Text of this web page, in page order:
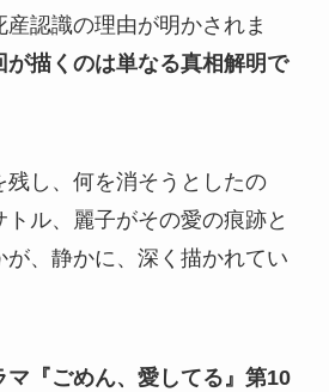
認識の理由が明かされま
が描くのは単なる真相解明で
し、何を消そうとしたの
ル、麗子がその愛の痕跡と
が、静かに、深く描かれてい
マ『ごめん、愛してる』第10